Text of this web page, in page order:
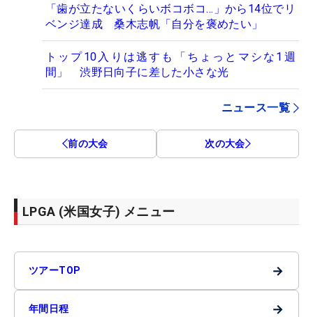
「歯が立たないくらいボコボコ…」から14位でリ
ベンジ達成 桑木志帆「自分を褒めたい」
トップ10入りは逃すも「ちょっとマシな1週
間」 渋野日向子に差した小さな光
ニュース一覧
前の大会 次の大会
LPGA (米国女子) メニュー
ツアーTOP →
年間日程 →